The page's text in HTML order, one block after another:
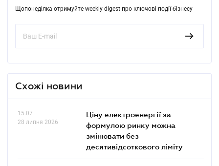
Щопонеділка отримуйте weekly-digest про ключові події бізнесу
Схожі новини
15.07
28 липня 2026
Ціну електроенергії за
формулою ринку можна
змінювати без
десятивідсоткового ліміту